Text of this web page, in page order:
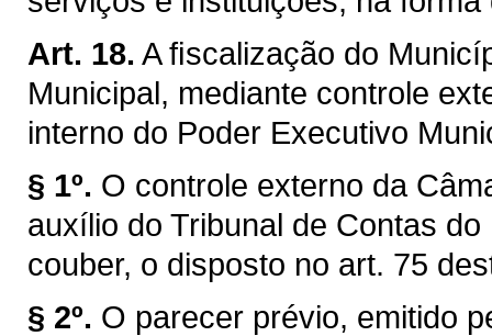
Art. 18. A ﬁscalização do
Municipal, mediante controle
interno do Poder Executivo
§ 1º. O controle externo da
auxílio do Tribunal de Contas
couber, o disposto no art. 75
§ 2º. O parecer prévio, emitido